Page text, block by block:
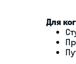
Для